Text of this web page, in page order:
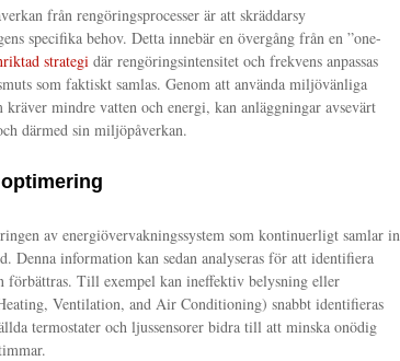
från rengöringsprocesser är att skräddarsy
specifika behov. Detta innebär en övergång från en ”one-
strategi där rengöringsintensitet och frekvens anpassas
som faktiskt samlas. Genom att använda miljövänliga
mindre vatten och energi, kan anläggningar avsevärt
därmed sin miljöpåverkan.
av energiövervakningssystem som kontinuerligt samlar in
Denna information kan sedan analyseras för att identifiera
förbättras. Till exempel kan ineffektiv belysning eller
Ventilation, and Air Conditioning) snabbt identifieras
termostater och ljussensorer bidra till att minska onödig